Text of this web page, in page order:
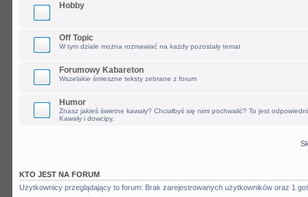
Hobby
Off Topic
W tym dziale można rozmawiać na każdy pozostały temat
Forumowy Kabareton
Wszelakie śmieszne teksty zebrane z forum
Humor
Znasz jakieś świetne kawały? Chciałbyś się nimi pochwalić? To jest
Kawały i dowcipy.
KTO JEST NA FORUM
Użytkownicy przeglądający to forum: Brak zarejestrowanych użytkowników oraz 1